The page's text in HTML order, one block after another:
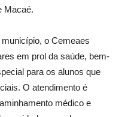
Macaé.
o Cemeaes
em prol da saúde, bem-
para os alunos que
O atendimento é
médico e